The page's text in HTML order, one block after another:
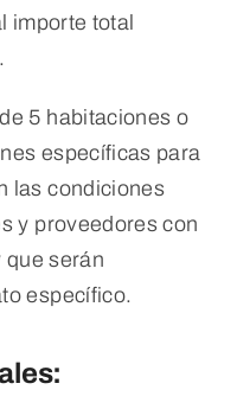
importe total
5 habitaciones o
específicas para
las condiciones
y proveedores con
que serán
específico.